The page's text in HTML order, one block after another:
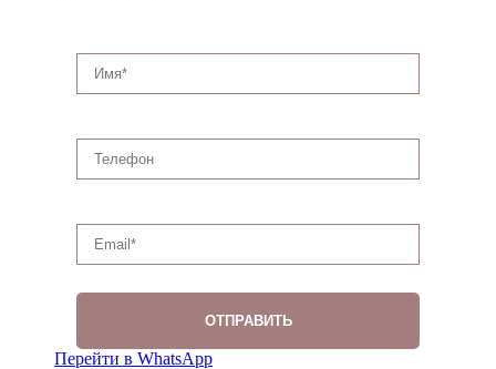
Перейти в WhatsApp